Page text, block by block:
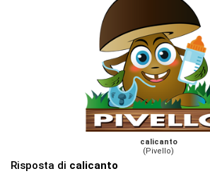
calicanto
(Pivello)
Risposta di calicanto